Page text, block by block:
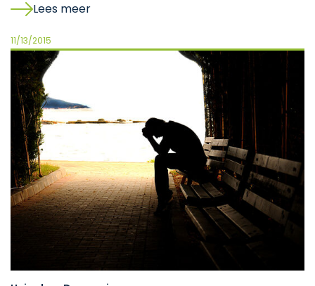
Lees meer
11/13/2015